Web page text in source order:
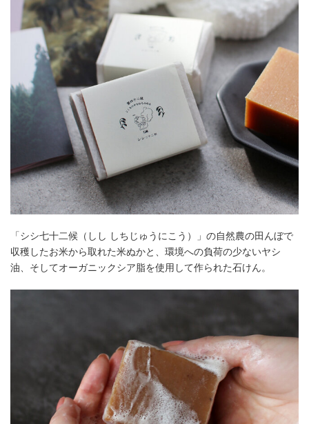
「シシ七十二候（しし しちじゅうにこう）」の自然農の田んぼで
収穫したお米から取れた米ぬかと、環境への負荷の少ないヤシ
油、そしてオーガニックシア脂を使用して作られた石けん。